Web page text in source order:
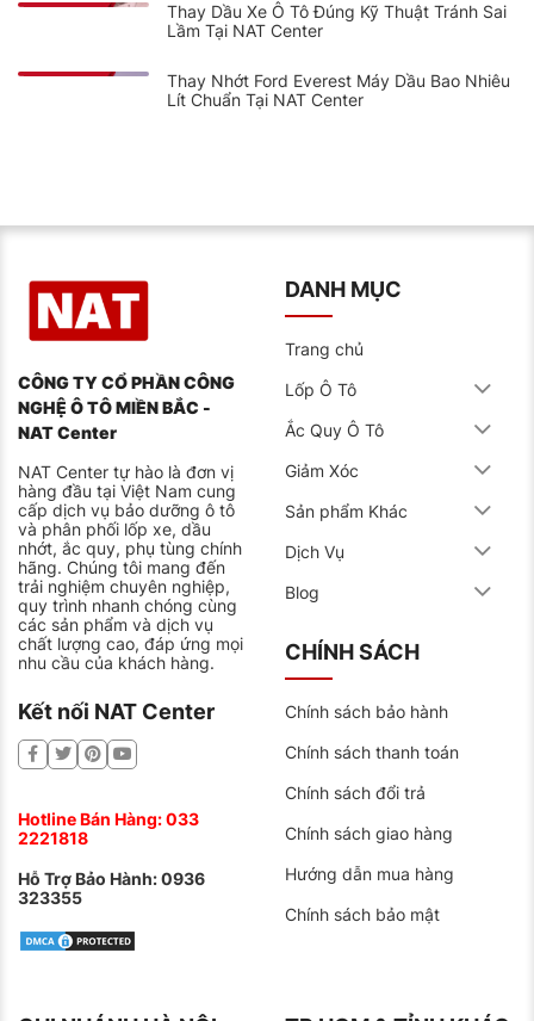
Thay Dầu Xe Ô Tô Đúng Kỹ Thuật Tránh Sai
Lầm Tại NAT Center
Thay Nhớt Ford Everest Máy Dầu Bao Nhiêu
Lít Chuẩn Tại NAT Center
CÔNG TY CỔ PHẦN CÔNG
NGHỆ Ô TÔ MIỀN BẮC -
NAT Center
NAT Center tự hào là đơn vị
hàng đầu tại Việt Nam cung
cấp dịch vụ bảo dưỡng ô tô
và phân phối lốp xe, dầu
nhớt, ắc quy, phụ tùng chính
hãng. Chúng tôi mang đến
trải nghiệm chuyên nghiệp,
quy trình nhanh chóng cùng
các sản phẩm và dịch vụ
chất lượng cao, đáp ứng mọi
nhu cầu của khách hàng.
Kết nối NAT Center
Hotline Bán Hàng:033
2221818
Hỗ Trợ Bảo Hành:0936
323355
DANH MỤC
Trang chủ
Lốp Ô Tô
Ắc Quy Ô Tô
Giảm Xóc
Sản phẩm Khác
Dịch Vụ
Blog
CHÍNH SÁCH
Chính sách bảo hành
Chính sách thanh toán
Chính sách đổi trả
Chính sách giao hàng
Hướng dẫn mua hàng
Chính sách bảo mật